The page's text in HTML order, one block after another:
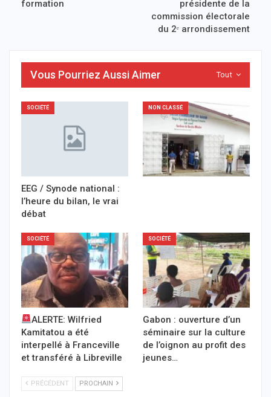
formation
présidente de la
commission électorale
du 2ᵉ arrondissement
Tout
Vous Pourriez Aussi Aimer
SOCIÉTÉ
EEG / Synode national :
l’heure du bilan, le vrai
débat
NON CLASSÉ
SOCIÉTÉ
ALERTE: Wilfried
Kamitatou a été
interpellé à Franceville
et transféré à Libreville
SOCIÉTÉ
Gabon : ouverture d’un
séminaire sur la culture
de l’oignon au profit des
jeunes…
PRÉCÉDENT PROCHAIN